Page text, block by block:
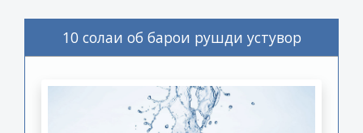
10 солаи об барои рушди устувор